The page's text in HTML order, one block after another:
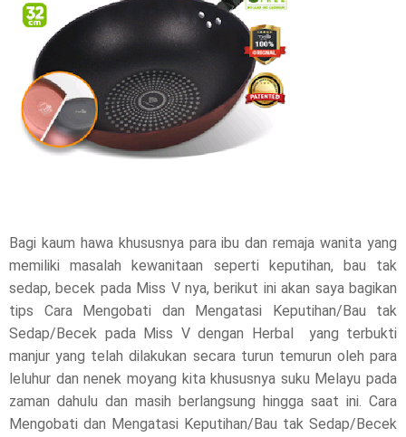
t
s
t
p
l
e
Bagi kaum hawa khususnya para ibu dan remaja wanita yang
memiliki masalah kewanitaan seperti keputihan, bau tak
sedap, becek pada Miss V nya, berikut ini akan saya bagikan
tips Cara Mengobati dan Mengatasi Keputihan/Bau tak
Sedap/Becek pada Miss V dengan Herbal yang terbukti
manjur yang telah dilakukan secara turun temurun oleh para
leluhur dan nenek moyang kita khususnya suku Melayu pada
zaman dahulu dan masih berlangsung hingga saat ini. Cara
Mengobati dan Mengatasi Keputihan/Bau tak Sedap/Becek